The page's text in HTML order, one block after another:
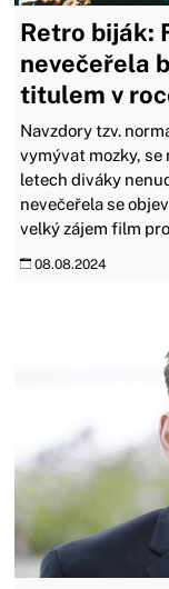
Retro biják:
nevečeřela
titulem v
Navzdory tzv.
vymývat mozky,
letech diváky
nevečeřela se
velký zájem film
08.08.2024